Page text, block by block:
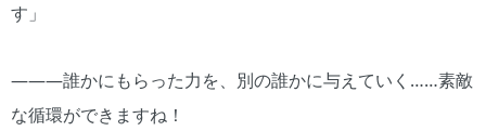
す」
―――誰かにもらった力を、別の誰かに与えていく……素敵
な循環ができますね！